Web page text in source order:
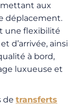
aux
déplacement.
une flexibilité
d’arrivée, ainsi
à bord,
luxueuse et
de transferts